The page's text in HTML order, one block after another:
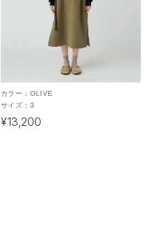
カラー： OLIVE
サイズ： 3
¥13,200